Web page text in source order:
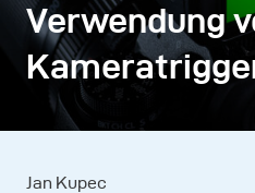
Verwendung
Jan Kupec